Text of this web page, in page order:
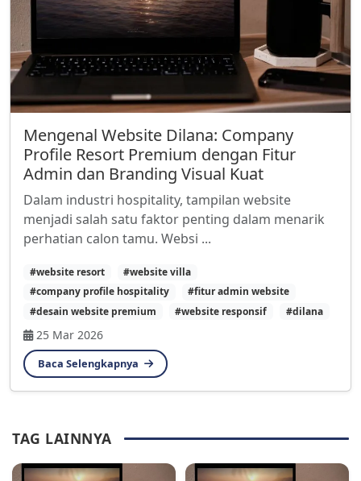
Mengenal Website Dilana: Company
Profile Resort Premium dengan Fitur
Admin dan Branding Visual Kuat
Dalam industri hospitality, tampilan website
menjadi salah satu faktor penting dalam menarik
perhatian calon tamu. Websi ...
#website resort
#website villa
#company profile hospitality
#fitur admin website
#desain website premium
#website responsif #dilana
25 Mar 2026
Baca Selengkapnya
TAG LAINNYA